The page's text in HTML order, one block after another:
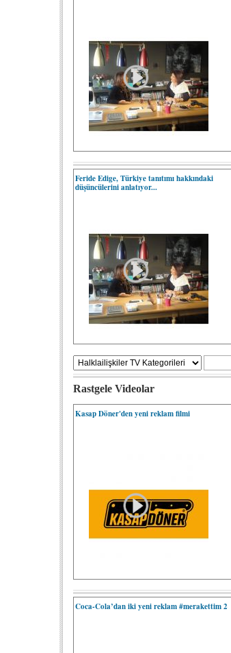
Feride Edige, Türkiye tanıtımı hakkındaki
düşüncülerini anlatıyor...
Rastgele Videolar
Kasap Döner'den yeni reklam filmi
Coca-Cola’dan iki yeni reklam #merakettim 2